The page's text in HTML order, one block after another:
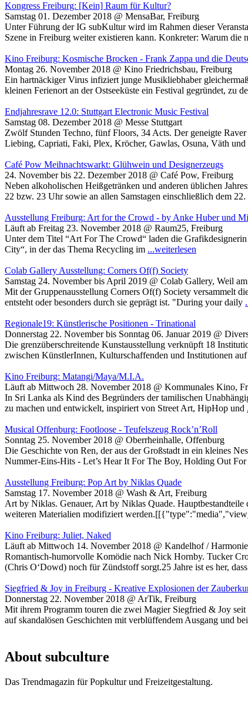
Kongress Freiburg: [Kein] Raum für Kultur?
Samstag 01. Dezember 2018 @ MensaBar, Freiburg
Unter Führung der IG subKultur wird im Rahmen dieser
Szene in Freiburg weiter existieren kann. Konkreter: Warum die
Kino Freiburg: Kosmische Brocken - Frank Zappa und die
Montag 26. November 2018 @ Kino Friedrichsbau, Freiburg
Ein hartnäckiger Virus infiziert junge Musikliebhaber
kleinen Ferienort an der Ostseeküste ein Festival gegründet, zu
Endjahresrave 12.0: Stuttgart Electronic Music Festival
Samstag 08. Dezember 2018 @ Messe Stuttgart
Zwölf Stunden Techno, fünf Floors, 34 Acts. Der geneigte
Liebing, Capriati, Faki, Plex, Kröcher, Gawlas, Osuna, Väth und
Café Pow Meihnachtswarkt: Glühwein und Designerzeugs
24. November bis 22. Dezember 2018 @ Café Pow, Freiburg
Neben alkoholischen Heißgetränken und anderen üblichen
22 bzw. 23 Uhr sowie an allen Samstagen einschließlich dem
Ausstellung Freiburg: Art for the Crowd - by Anke Huber und
Läuft ab Freitag 23. November 2018 @ Raum25, Freiburg
Unter dem Titel “Art For The Crowd“ laden die
City“, in der das Thema Recycling im ...weiterlesen
Colab Gallery Ausstellung: Corners Of(f) Society
Samstag 24. November bis April 2019 @ Colab Gallery, Weil
Mit der Gruppenausstellung Corners Of(f) Society versammelt
entsteht oder besonders durch sie geprägt ist. "During your daily
Regionale19: Künstlerische Positionen - Trinational
Donnerstag 22. November bis Sonntag 06. Januar 2019 @
Die grenzüberschreitende Kunstausstellung verknüpft 18
zwischen KünstlerInnen, Kulturschaffenden und Institutionen
Kino Freiburg: Matangi/Maya/M.I.A.
Läuft ab Mittwoch 28. November 2018 @ Kommunales Kino,
In Sri Lanka als Kind des Begründers der tamilischen
zu machen und entwickelt, inspiriert von Street Art, HipHop und
Musical Offenburg: Footloose - Teufelszeug Rock’n’Roll
Sonntag 25. November 2018 @ Oberrheinhalle, Offenburg
Die Geschichte von Ren, der aus der Großstadt in ein kleines
Nummer-Eins-Hits - Let’s Hear It For The Boy, Holding Out
Ausstellung Freiburg: Pop Art by Niklas Quade
Samstag 17. November 2018 @ Wash & Art, Freiburg
Art by Niklas. Genauer, Art by Niklas Quade.
weiteren Materialien modifiziert
Kino Freiburg: Juliet, Naked
Läuft ab Mittwoch 14. November 2018 @ Kandelhof /
Romantisch-humorvolle Komödie nach Nick Hornby. Tucker
(Chris O‘Dowd) noch für Zündstoff sorgt.25 Jahre ist es her,
Siegfried & Joy in Freiburg - Kreative Explosionen der
Donnerstag 22. November 2018 @ ArTik, Freiburg
Mit ihrem Programm touren die zwei Magier Siegfried & Joy
auf skandalösen Geschichten mit verblüffendem Ausgang und
About subculture
Das Trendmagazin für Popkultur und Freizeitgestaltung.